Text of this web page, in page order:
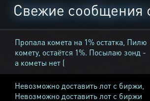
Свежие сообщения
Пропала комета на 1% остатка, Пилю
комету, остаётся 1%. Посылаю зонд -
а кометы нет (
Невозможно доставить лот с биржи,
Невозможно доставить лот с биржи